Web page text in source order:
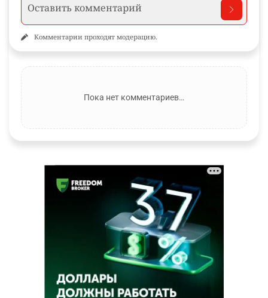
Комментарии проходят модерацию.
Пока нет комментариев…